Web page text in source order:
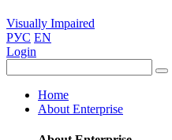
Visually Impaired
РУС EN
Login
Home
About Enterprise